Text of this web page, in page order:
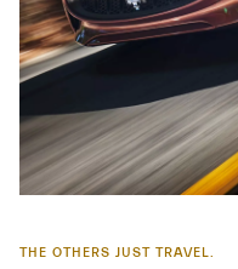
THE OTHERS JUST TRAVEL.